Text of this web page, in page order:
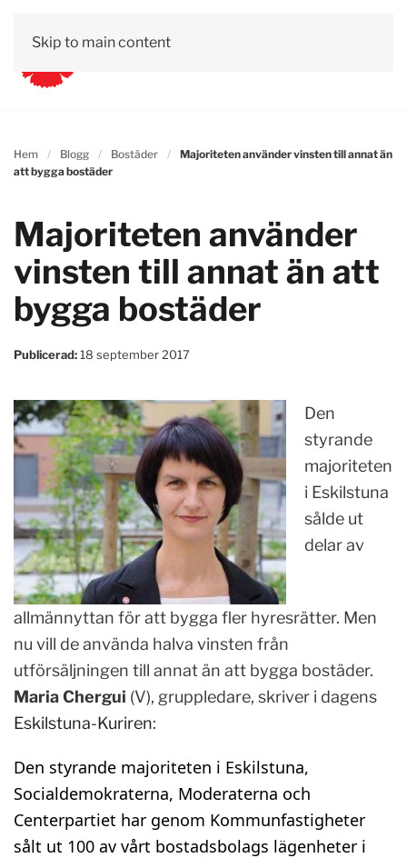
Skip to main content
Hem Blogg Bostäder
Majoriteten använder vinsten till annat än
att bygga bostäder
Majoriteten använder
vinsten till annat än att
bygga bostäder
Publicerad:18 september 2017
Den
styrande
majoriteten
i Eskilstuna
sålde ut
delar av
allmännyttan för att bygga fler hyresrätter. Men
nu vill de använda halva vinsten från
utförsäljningen till annat än att bygga bostäder.
Maria Chergui (V), gruppledare, skriver i dagens
Eskilstuna-Kuriren:
Den styrande majoriteten i Eskilstuna,
Socialdemokraterna, Moderaterna och
Centerpartiet har genom Kommunfastigheter
sålt ut 100 av vårt bostadsbolags lägenheter i